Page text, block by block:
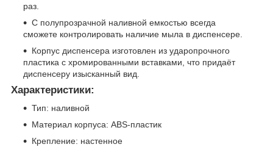
раз.
С полупрозрачной наливной емкостью всегда
сможете контролировать наличие мыла в диспенсере.
Корпус диспенсера изготовлен из ударопрочного
пластика с хромированными вставками, что придаёт
диспенсеру изысканный вид.
Характеристики:
Тип: наливной
Материал корпуса: ABS-пластик
Крепление: настенное